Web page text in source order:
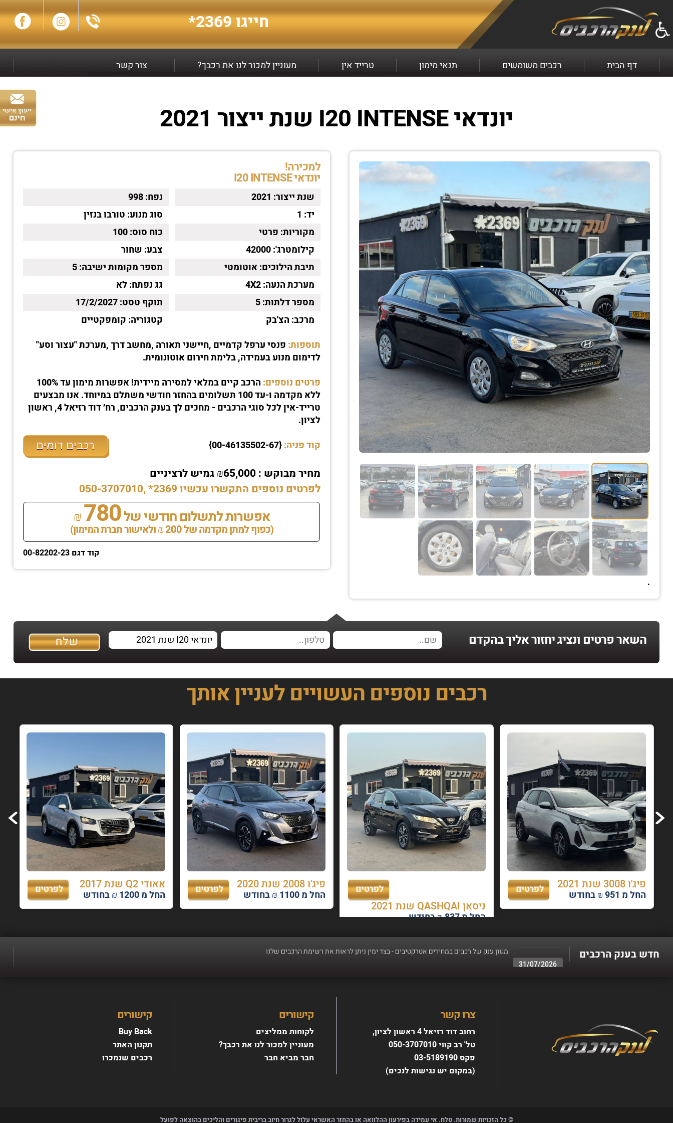
למכירה יונדאי I20 שנת 2021 התקשרו עכשיו 2369*
חייגו2369*
דף הבית רכבים משומשים תנאי מימון טרייד אין מעוניין למכור לנו את רכבך? צור קשר
יונדאי I20 INTENSE שנת ייצור 2021
למכירה!
יונדאי I20 INTENSE
שנת ייצור: 2021
יד: 1
מקוריות: פרטי
קילומטרג':42000
תיבת הילוכים:אוטומטי
מערכת הנעה:4X2
מספר דלתות:5
מרכב: הצ'בק
נפח:998
סוג מנוע: טורבו בנזין
כוח סוס:100
צבע: שחור
מספר מקומות ישיבה:5
גג נפתח:לא
תוקף טסט:17/2/2027
קטגוריה: קומפקטיים
תוספות: פנסי ערפל קדמיים ,חיישני תאורה ,מחשב דרך ,מערכת "עצור וסע"
לדימום מנוע בעמידה, בלימת חירום אוטונומית.
פרטים נוספים:
הרכב קיים במלאי למסירה מיידית! אפשרות מימון עד 100%
ללא מקדמה ו-עד 100 תשלומים בהחזר חודשי משתלם במיוחד. אנו מבצעים
טרייד-אין לכל סוגי הרכבים - מחכים לך בענק הרכבים, רח׳ דוד רזיאל 4, ראשון
לציון.
קוד פניה:{00-46135502-67} רכבים דומים
מחיר מבוקש : ₪65,000 גמיש לרציניים
לפרטים נוספים התקשרו עכשיו 2369* ,050-3707010
אפשרות לתשלום חודשי של780
₪
(כפוף למתן מקדמה של 200 ₪ ולאישור חברת המימון)
קוד דגם 00-82202-23
.
השאר פרטים ונציג יחזור אליך בהקדם
רכבים נוספים העשויים לעניין אותך
פיג'ו 3008 שנת 2021
החל מ 951 ₪ בחודש
ניסאן QASHQAI שנת 2021
החל מ 837 ₪ בחודש
פיג'ו 2008 שנת 2020
החל מ 1100 ₪ בחודש
אאודי Q2 שנת 2017
החל מ 1200 ₪ בחודש
חדש בענק הרכבים
מגוון ענק של רכבים במחירים אטרקטיבים - בצד ימין ניתן לראות את רשימת הרכבים שלנו
31/07/2026
צרו קשר
רחוב דוד רזיאל 4 ראשון לציון,
טל' רב קווי 050-3707010
פקס 03-5189190
(במקום יש נגישות לנכים)
קישורים
Buy Back
תקנון האתר
רכבים שנמכרו
קישורים
לקוחות ממליצים
מעוניין למכור לנו את רכבך?
חבר מביא חבר
© כל הזכויות שמורות. טלח. אי עמידה בפירעון ההלוואה או בהחזר האשראי עלול לגרור חיוב בריבית פיגורים והליכים בהוצאה לפועל